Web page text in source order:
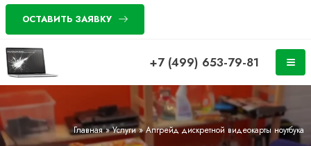
ОСТАВИТЬ ЗАЯВКУ
+7 (499) 653-79-81
Главная»Услуги»Апгрейд дискретной видеокарты ноутбука